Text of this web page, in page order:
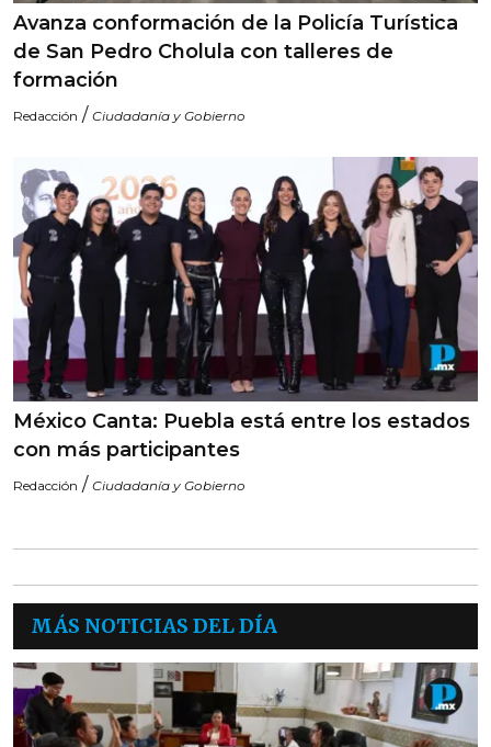
Avanza conformación de la Policía Turística
de San Pedro Cholula con talleres de
formación
Redacción / Ciudadanía y Gobierno
México Canta: Puebla está entre los estados
con más participantes
Redacción / Ciudadanía y Gobierno
MÁS NOTICIAS DEL DÍA